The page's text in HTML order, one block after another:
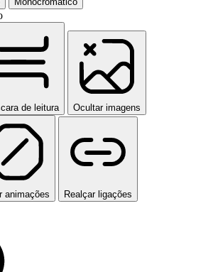
de leitura Ocultar imagens
animações
Realçar ligações